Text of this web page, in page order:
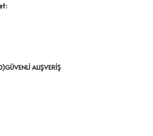
GÜVENLI ALIŞVERIŞ